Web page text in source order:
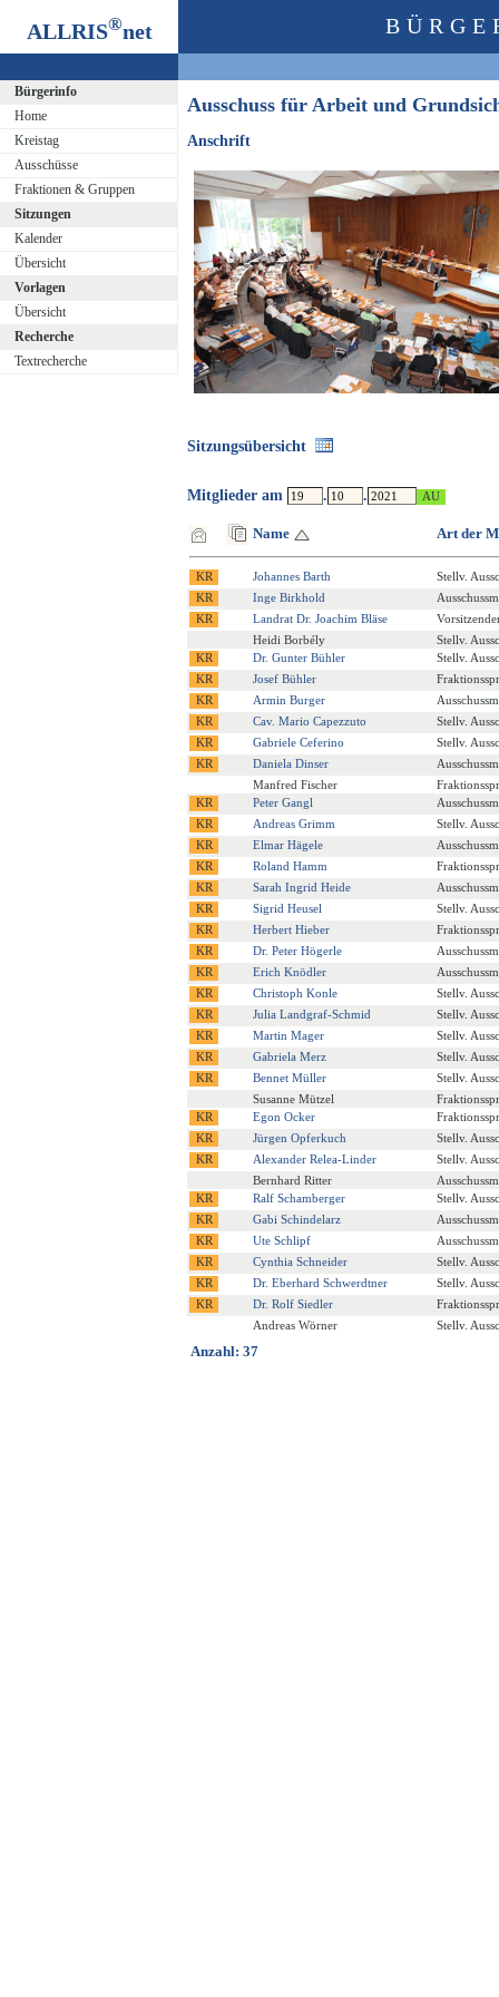
ALLRIS®net
Bürgerinfo
Home
Kreistag
Ausschüsse
Fraktionen & Gruppen
Sitzungen
Kalender
Übersicht
Vorlagen
Übersicht
Recherche
Textrecherche
Ausschuss für Arbeit und
Anschrift
Sitzungsübersicht
Mitglieder am . .
Name Art der
Johannes Barth
Stellv.
Inge Birkhold
Landrat Dr. Joachim Bläse
Heidi Borbély
Stellv.
Dr. Gunter Bühler
Stellv.
Josef Bühler
Armin Burger
Cav. Mario Capezzuto
Stellv.
Gabriele Ceferino
Stellv.
Daniela Dinser
Manfred Fischer
Peter Gangl
Andreas Grimm
Stellv.
Elmar Hägele
Roland Hamm
Sarah Ingrid Heide
Sigrid Heusel
Stellv.
Herbert Hieber
Dr. Peter Högerle
Erich Knödler
Christoph Konle
Stellv.
Julia Landgraf-Schmid
Stellv.
Martin Mager
Stellv.
Gabriela Merz
Stellv.
Bennet Müller
Stellv.
Susanne Mützel
Egon Ocker
Jürgen Opferkuch
Stellv.
Alexander Relea-Linder
Stellv.
Bernhard Ritter
Ralf Schamberger
Stellv.
Gabi Schindelarz
Ute Schlipf
Cynthia Schneider
Stellv.
Dr. Eberhard Schwerdtner
Stellv.
Dr. Rolf Siedler
Andreas Wörner
Stellv.
Anzahl: 37